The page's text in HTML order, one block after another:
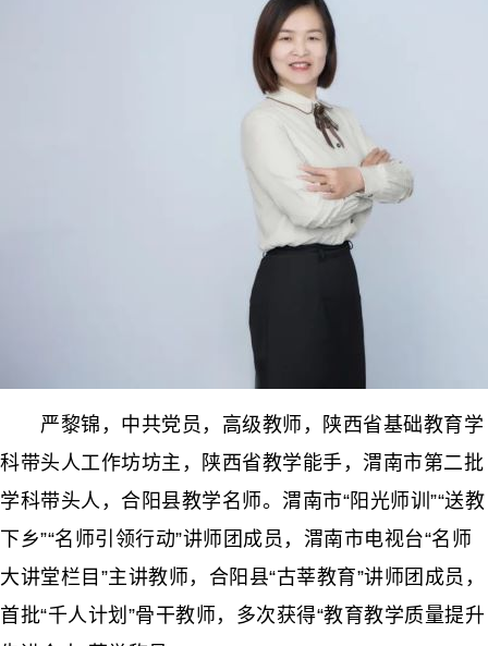
严黎锦，中共党员，高级教师，陕西省基础教育学
科带头人工作坊坊主，陕西省教学能手，渭南市第二批
学科带头人，合阳县教学名师。渭南市“阳光师训”“送教
下乡”“名师引领行动”讲师团成员，渭南市电视台“名师
大讲堂栏目”主讲教师，合阳县“古莘教育”讲师团成员，
首批“千人计划”骨干教师，多次获得“教育教学质量提升